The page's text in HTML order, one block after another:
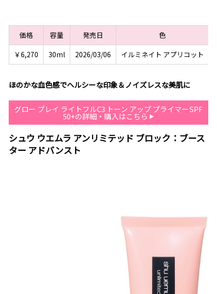
価格 容量 発売日
色
￥6,270
30ml 2026/03/06 イルミネイト アプリコット
ほのかな血色感でヘルシーな印象＆ノイズレスな美肌に
グロー プレイ ライトフルC3 トーン アップ プライマーSPF
50+の詳細・購入はこちら
シュウ ウエムラ アンリミテッド ブロック：ブース
ター アドバンスト